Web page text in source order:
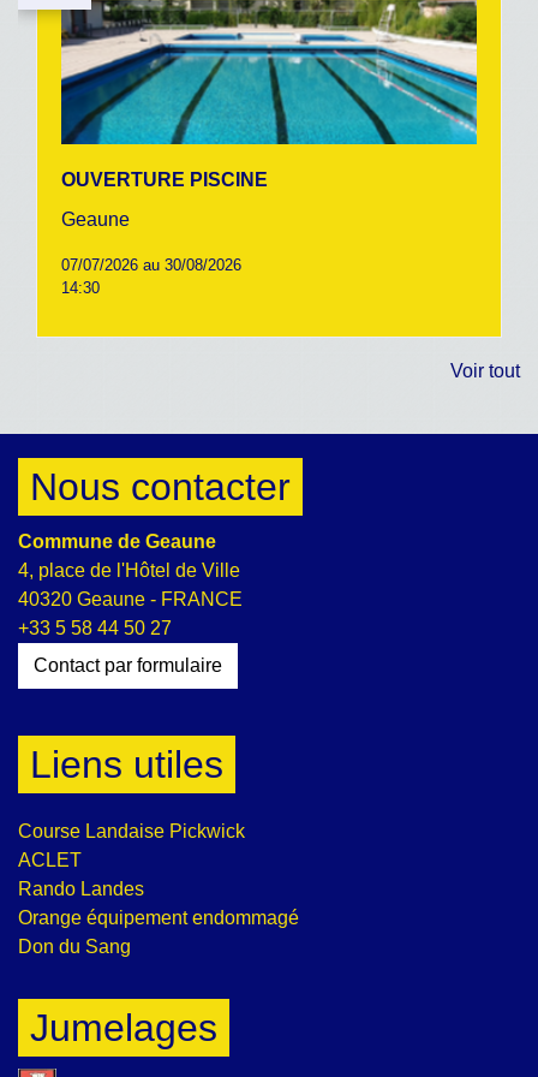
OUVERTURE PISCINE
Geaune
07/07/2026 au 30/08/2026
14:30
Voir tout
Nous contacter
Commune de Geaune
4, place de l'Hôtel de Ville
40320 Geaune - FRANCE
+33 5 58 44 50 27
Contact par formulaire
Liens utiles
Course Landaise Pickwick
ACLET
Rando Landes
Orange équipement endommagé
Don du Sang
Jumelages